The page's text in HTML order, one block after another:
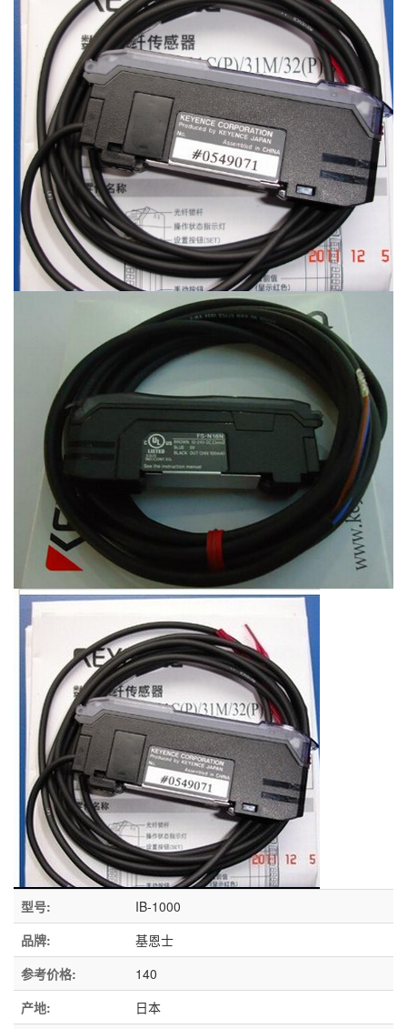
型号:
IB-1000
品牌:
基恩士
参考价格:
140
产地:
日本